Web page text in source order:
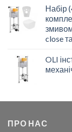
Набір
close
OLI
ПРО НАС